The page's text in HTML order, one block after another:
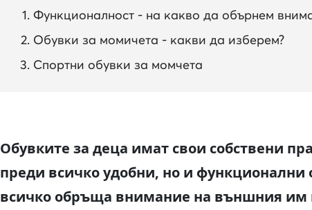
Функционалност - на какво да обърнем
Обувки за момичета - какви да изберем?
Спортни обувки за момчета
Обувките за деца имат свои собствени
преди всичко удобни, но и функционални
всичко обръща внимание на външния им